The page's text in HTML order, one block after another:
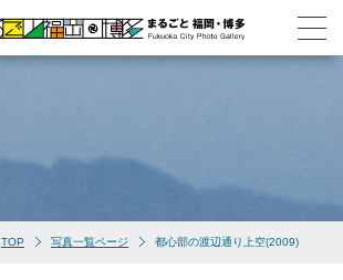
TOP 写真一覧ページ 都心部の渡辺通り上空(2009)